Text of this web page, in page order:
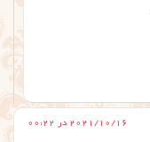
2021/10/16 در 00:22